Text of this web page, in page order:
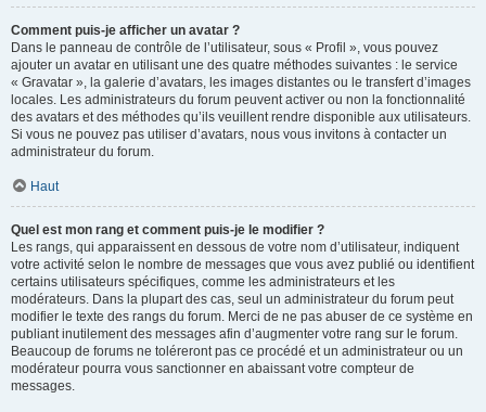
Comment puis-je afficher un avatar ?
Dans le panneau de contrôle de l’utilisateur, sous « Profil », vous pouvez
ajouter un avatar en utilisant une des quatre méthodes suivantes : le service
« Gravatar », la galerie d’avatars, les images distantes ou le transfert d’images
locales. Les administrateurs du forum peuvent activer ou non la fonctionnalité
des avatars et des méthodes qu’ils veuillent rendre disponible aux utilisateurs.
Si vous ne pouvez pas utiliser d’avatars, nous vous invitons à contacter un
administrateur du forum.
Haut
Quel est mon rang et comment puis-je le modifier ?
Les rangs, qui apparaissent en dessous de votre nom d’utilisateur, indiquent
votre activité selon le nombre de messages que vous avez publié ou identifient
certains utilisateurs spécifiques, comme les administrateurs et les
modérateurs. Dans la plupart des cas, seul un administrateur du forum peut
modifier le texte des rangs du forum. Merci de ne pas abuser de ce système en
publiant inutilement des messages afin d’augmenter votre rang sur le forum.
Beaucoup de forums ne toléreront pas ce procédé et un administrateur ou un
modérateur pourra vous sanctionner en abaissant votre compteur de
messages.